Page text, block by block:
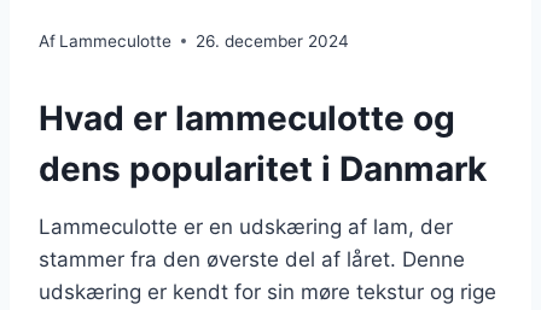
Af Lammeculotte 26. december 2024
Hvad er lammeculotte og
dens popularitet i Danmark
Lammeculotte er en udskæring af lam, der
stammer fra den øverste del af låret. Denne
udskæring er kendt for sin møre tekstur og rige